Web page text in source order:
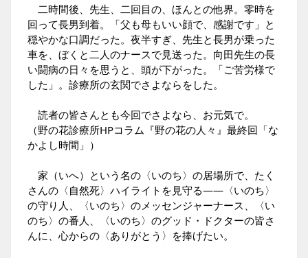
二時間後、先生、二回目の、ほんとの他界。零時を
回って長男到着。「父も母もいい顔で、感謝です」と
穏やかな口調だった。夜半すぎ、先生と長男が乗った
車を、ぼくと二人のナースで見送った。向田先生の長
い闘病の日々を思うと、頭が下がった。「ご苦労様で
した」。診療所の玄関でさよならをした。
読者の皆さんとも今回でさよなら、お元気で。
（野の花診療所HPコラム『野の花の人々』最終回「な
かよし時間」）
家（いへ）という名の〈いのち〉の居場所で、たく
さんの〈自然死〉ハイライトを見守る――〈いのち〉
の守り人、〈いのち〉のメッセンジャーナース、〈い
のち〉の番人、〈いのち〉のグッド・ドクターの皆さ
んに、心からの〈ありがとう〉を捧げたい。